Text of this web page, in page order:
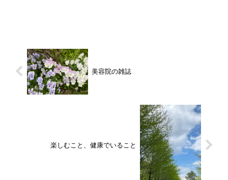
美容院の雑誌
楽しむこと、健康でいること